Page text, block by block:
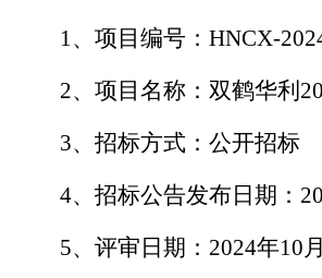
1、项目编号：HNCX-
2、项目名称：双鹤华利
3、招标方式：公开招标
4、招标公告发布日期：
5、评审日期：2024年10